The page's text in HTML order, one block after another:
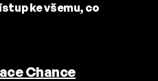
ke všemu, co
Chance